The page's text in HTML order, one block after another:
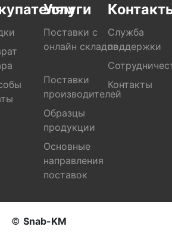
Услуги
Поставки с
онлайн складов
Поставки
производителей
Образцы
продукции
Основные
направления
поставок
Служба
поддержки
Контакты
© Snab-KM